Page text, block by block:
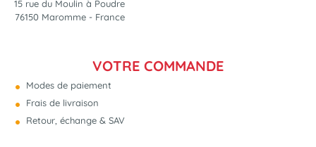
15 rue du Moulin à Poudre
76150 Maromme - France
VOTRE COMMANDE
Modes de paiement
Frais de livraison
Retour, échange & SAV